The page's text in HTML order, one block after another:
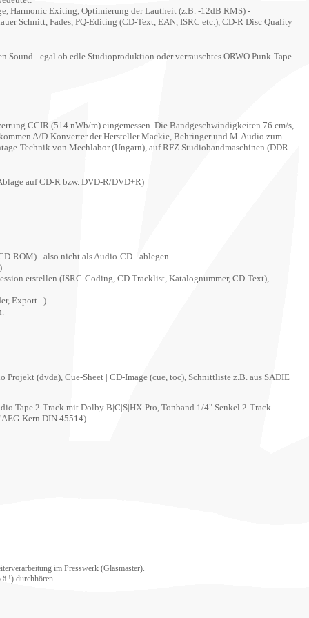
Harmonic Exiting, Optimierung der Lautheit (z.B. -12dB RMS) -
Schnitt, Fades, PQ-Editing (CD-Text, EAN, ISRC etc.), CD-R Disc Quality
- egal ob edle Studioproduktion oder verrauschtes ORWO Punk-Tape
CCIR (514 nWb/m) eingemessen. Die Bandgeschwindigkeiten 76 cm/s,
A/D-Konverter der Hersteller Mackie, Behringer und M-Audio zum
Technik von Mechlabor (Ungarn), auf RFZ Studiobandmaschinen (DDR -
auf CD-R bzw. DVD-R/DVD+R)
ROM) - also nicht als Audio-CD - ablegen.
erstellen (ISRC-Coding, CD Tracklist, Katalognummer, CD-Text),
Export...).
(dvda), Cue-Sheet | CD-Image (cue, toc), Schnittliste z.B. aus SADIE
Tape 2-Track mit Dolby B|C|S|HX-Pro, Tonband 1/4" Senkel 2-Track
Kern DIN 45514)
im Presswerk (Glasmaster).
durchhören.